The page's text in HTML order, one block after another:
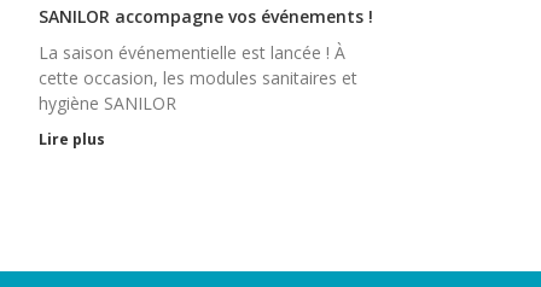
SANILOR accompagne vos événements !
La saison événementielle est lancée ! À
cette occasion, les modules sanitaires et
hygiène SANILOR
Lire plus